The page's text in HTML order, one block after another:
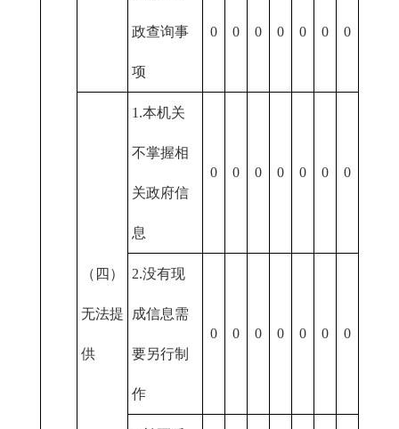
政查询事
项
0 0 0 0 0 0 0
（四）
无法提
供
1.本机关
不掌握相
关政府信
息
0 0 0 0 0 0 0
2.没有现
成信息需
要另行制
作
0 0 0 0 0 0 0